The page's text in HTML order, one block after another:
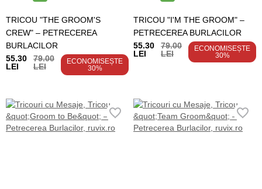
TRICOU "THE GROOM'S
CREW" – PETRECEREA
BURLACILOR
55.30
LEI
79.00
LEI
ECONOMISEȘTE
30%
TRICOU "I'M THE GROOM" –
PETRECEREA BURLACILOR
55.30
LEI
79.00
LEI
ECONOMISEȘTE
30%